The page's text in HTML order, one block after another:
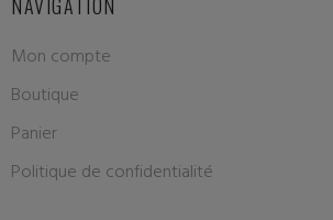
Mon compte
Boutique
Panier
Politique de confidentialité